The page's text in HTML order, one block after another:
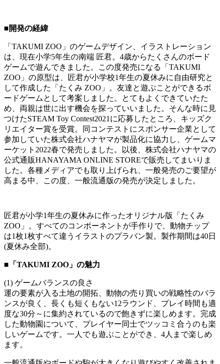
■開発の経緯
「TAKUMI ZOO」のゲームデザイン、イラストレーション
は、現在小学5年生の南端 匠君。4歳からたくさんのボード
ゲームで遊んできました。この度発売になる「TAKUMI
ZOO」の原型は、匠君が小学校1年生の夏休みに自由研究と
して作成した「たくみ ZOO」。友達と遊ぶことができるボ
ードゲームとして考案しました。とてもよくできていたた
め、両親は世に出す機会を探っていいました。そんな時に見
つけたSTEAM Toy Contest2021に応募したところ、キッズク
リエイター賞を受賞。同コンテストにスポンサー企業として
参加していた株式会社ハナヤマが製品化に協力し、ゲームマ
ーケット2022春で発売しました。以後、株式会社ハナヤマの
公式通販HANAYAMA ONLINE STOREで販売してまいりま
した。各種メディアでも取り上げられ、一般発売のご要望が
高まる中、この度、一般流通版の発売が決定しました。
匠君が小学1年生の夏休みに作ったオリジナル版「たくみ
ZOO」。すべてのコンポーネントが手作りで、動物チップ
は1枚1枚すべて違うイラストのプラバン製。製作期間は40日
(夏休み全部)。
■「TAKUMI ZOO」の魅力
(1) ゲームバランスの良さ
運の要素が入る土地の開拓、動物の売り買いの戦略性のバラ
ンスが良く、長くも短くもない12ラウンド、プレイ時間も適
度な30分～に集約されているので飽きずに楽しめます。完成
した動物園について、プレイヤー同士でツッコミ合うのも楽
しいゲームです。一人でも遊ぶことができ、4人まで楽しめ
ます。